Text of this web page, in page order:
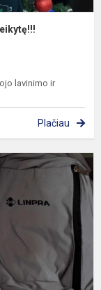
lavinimo ir
Plačiau